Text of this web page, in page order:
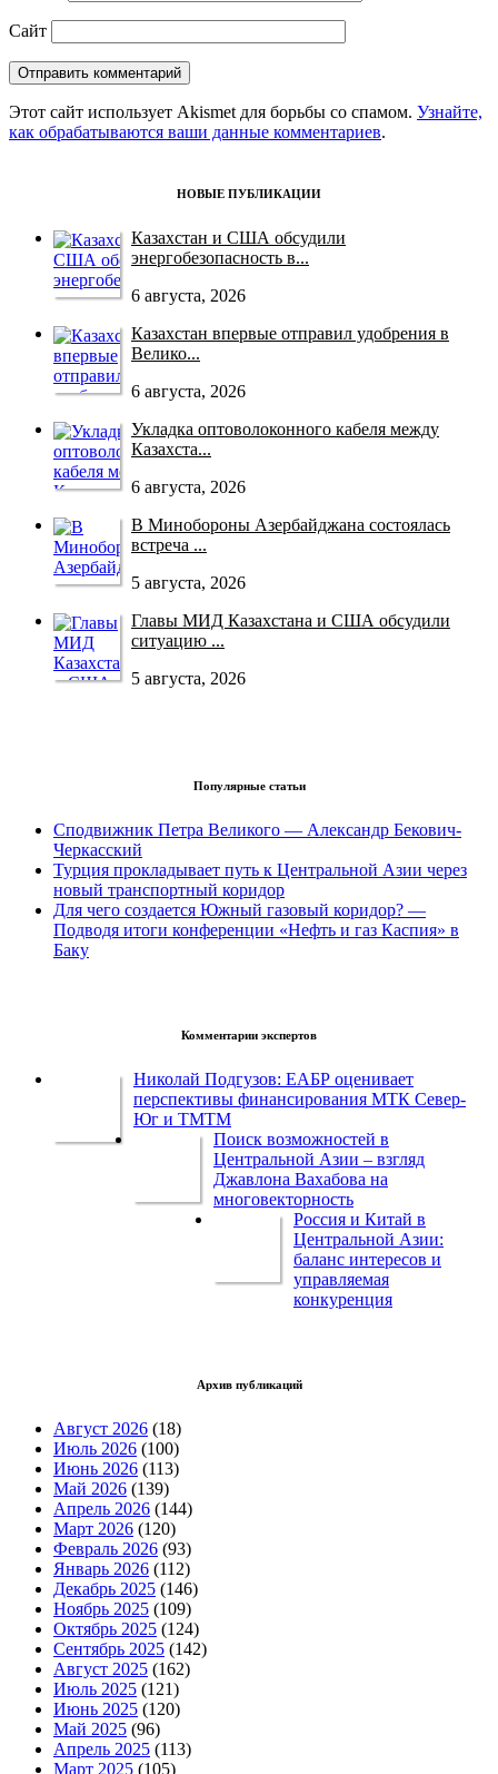
Сайт
Этот сайт использует Akismet для борьбы со спамом. Узнайте,
как обрабатываются ваши данные комментариев.
НОВЫЕ ПУБЛИКАЦИИ
Казахстан и США обсудили
энергобезопасность в...
6 августа, 2026
Казахстан впервые отправил удобрения в
Велико...
6 августа, 2026
Укладка оптоволоконного кабеля между
Казахста...
6 августа, 2026
В Минобороны Азербайджана состоялась
встреча ...
5 августа, 2026
Главы МИД Казахстана и США обсудили
ситуацию ...
5 августа, 2026
Популярные статьи
Сподвижник Петра Великого — Александр Бекович-
Черкасский
Турция прокладывает путь к Центральной Азии через
новый транспортный коридор
Для чего создается Южный газовый коридор? —
Подводя итоги конференции «Нефть и газ Каспия» в
Баку
Комментарии экспертов
Николай Подгузов: ЕАБР оценивает
перспективы финансирования МТК Север-
Юг и ТМТМ
Поиск возможностей в
Центральной Азии – взгляд
Джавлона Вахабова на
многовекторность
Россия и Китай в
Центральной Азии:
баланс интересов и
управляемая
конкуренция
Архив публикаций
Август 2026 (18)
Июль 2026 (100)
Июнь 2026 (113)
Май 2026 (139)
Апрель 2026 (144)
Март 2026 (120)
Февраль 2026 (93)
Январь 2026 (112)
Декабрь 2025 (146)
Ноябрь 2025 (109)
Октябрь 2025 (124)
Сентябрь 2025 (142)
Август 2025 (162)
Июль 2025 (121)
Июнь 2025 (120)
Май 2025 (96)
Апрель 2025 (113)
Март 2025 (105)